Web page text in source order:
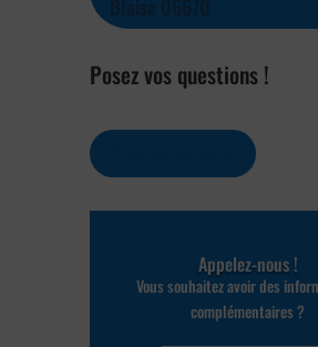
Posez vos questions !
Appelez-nous !
Vous souhaitez avoir des
complémentaires ?